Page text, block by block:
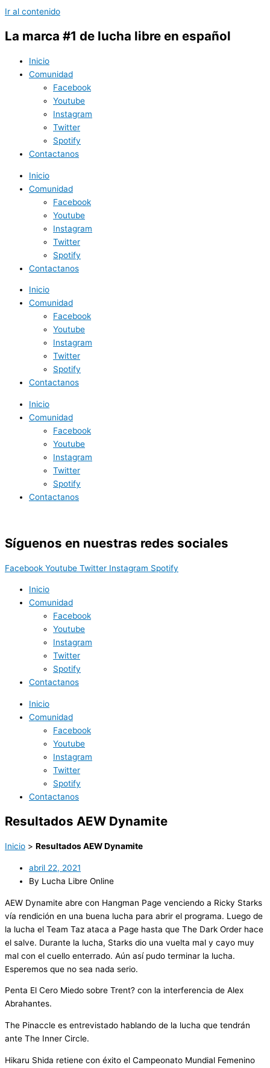
Ir al contenido
La marca #1 de lucha libre en español
Inicio
Comunidad
Facebook
Youtube
Instagram
Twitter
Spotify
Contactanos
Inicio
Comunidad
Facebook
Youtube
Instagram
Twitter
Spotify
Contactanos
Inicio
Comunidad
Facebook
Youtube
Instagram
Twitter
Spotify
Contactanos
Inicio
Comunidad
Facebook
Youtube
Instagram
Twitter
Spotify
Contactanos
Síguenos en nuestras redes sociales
Facebook Youtube Twitter Instagram Spotify
Inicio
Comunidad
Facebook
Youtube
Instagram
Twitter
Spotify
Contactanos
Inicio
Comunidad
Facebook
Youtube
Instagram
Twitter
Spotify
Contactanos
Resultados AEW Dynamite
Inicio > Resultados AEW Dynamite
abril 22, 2021
By Lucha Libre Online
AEW Dynamite abre con Hangman Page venciendo a Ricky Starks
vía rendición en una buena lucha para abrir el programa. Luego de
la lucha el Team Taz ataca a Page hasta que The Dark Order hace
el salve. Durante la lucha, Starks dio una vuelta mal y cayo muy
mal con el cuello enterrado. Aún así pudo terminar la lucha.
Esperemos que no sea nada serio.
Penta El Cero Miedo sobre Trent? con la interferencia de Alex
Abrahantes.
The Pinaccle es entrevistado hablando de la lucha que tendrán
ante The Inner Circle.
Hikaru Shida retiene con éxito el Campeonato Mundial Femenino